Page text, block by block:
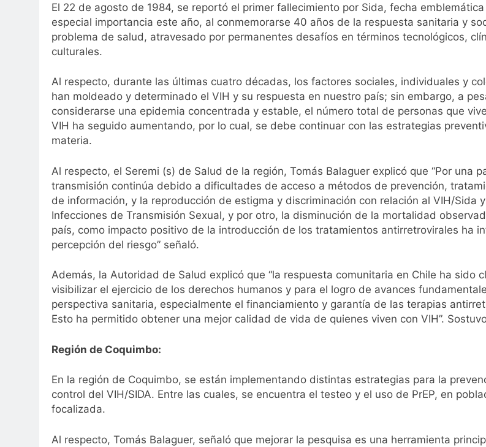
El 22 de agosto de 1984, se reportó el primer fallecimiento por Sida, fecha
especial importancia este año, al conmemorarse 40 años de la respuesta sanitaria y
problema de salud, atravesado por permanentes desafíos en términos tecnológicos,
culturales.
Al respecto, durante las últimas cuatro décadas, los factores sociales, individuales y
han moldeado y determinado el VIH y su respuesta en nuestro país; sin embargo, a
considerarse una epidemia concentrada y estable, el número total de personas que
VIH ha seguido aumentando, por lo cual, se debe continuar con las estrategias
materia.
Al respecto, el Seremi (s) de Salud de la región, Tomás Balaguer explicó que “Por una
transmisión continúa debido a dificultades de acceso a métodos de prevención,
de información, y la reproducción de estigma y discriminación con relación al VIH/Sida
Infecciones de Transmisión Sexual, y por otro, la disminución de la mortalidad
país, como impacto positivo de la introducción de los tratamientos antirretrovirales ha
percepción del riesgo” señaló.
Además, la Autoridad de Salud explicó que “la respuesta comunitaria en Chile ha sido
visibilizar el ejercicio de los derechos humanos y para el logro de avances
perspectiva sanitaria, especialmente el financiamiento y garantía de las terapias
Esto ha permitido obtener una mejor calidad de vida de quienes viven con VIH”.
Región de Coquimbo:
En la región de Coquimbo, se están implementando distintas estrategias para la
control del VIH/SIDA. Entre las cuales, se encuentra el testeo y el uso de PrEP, en
focalizada.
Al respecto, Tomás Balaguer, señaló que mejorar la pesquisa es una herramienta